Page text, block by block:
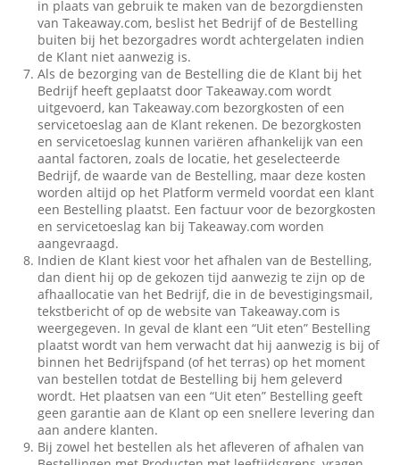
in plaats van gebruik te maken van de bezorgdiensten
van Takeaway.com, beslist het Bedrijf of de Bestelling
buiten bij het bezorgadres wordt achtergelaten indien
de Klant niet aanwezig is.
Als de bezorging van de Bestelling die de Klant bij het
Bedrijf heeft geplaatst door Takeaway.com wordt
uitgevoerd, kan Takeaway.com bezorgkosten of een
servicetoeslag aan de Klant rekenen. De bezorgkosten
en servicetoeslag kunnen variëren afhankelijk van een
aantal factoren, zoals de locatie, het geselecteerde
Bedrijf, de waarde van de Bestelling, maar deze kosten
worden altijd op het Platform vermeld voordat een klant
een Bestelling plaatst. Een factuur voor de bezorgkosten
en servicetoeslag kan bij Takeaway.com worden
aangevraagd.
Indien de Klant kiest voor het afhalen van de Bestelling,
dan dient hij op de gekozen tijd aanwezig te zijn op de
afhaallocatie van het Bedrijf, die in de bevestigingsmail,
tekstbericht of op de website van Takeaway.com is
weergegeven. In geval de klant een “Uit eten” Bestelling
plaatst wordt van hem verwacht dat hij aanwezig is bij of
binnen het Bedrijfspand (of het terras) op het moment
van bestellen totdat de Bestelling bij hem geleverd
wordt. Het plaatsen van een “Uit eten” Bestelling geeft
geen garantie aan de Klant op een snellere levering dan
aan andere klanten.
Bij zowel het bestellen als het afleveren of afhalen van